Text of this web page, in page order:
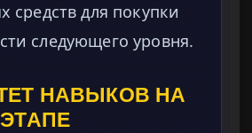
средств для покупки
следующего уровня.
НАВЫКОВ НА